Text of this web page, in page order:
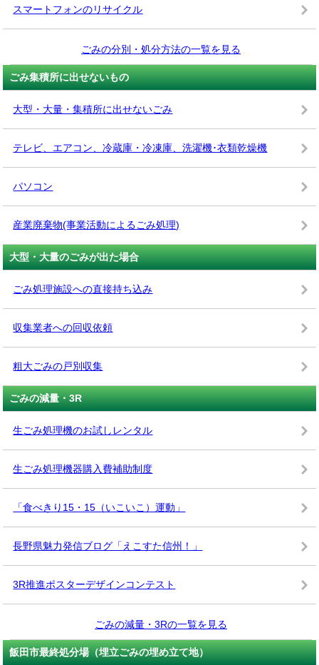
スマートフォンのリサイクル
ごみの分別・処分方法の一覧を見る
ごみ集積所に出せないもの
大型・大量・集積所に出せないごみ
テレビ、エアコン、冷蔵庫・冷凍庫、洗濯機･衣類乾燥機
パソコン
産業廃棄物(事業活動によるごみ処理)
大型・大量のごみが出た場合
ごみ処理施設への直接持ち込み
収集業者への回収依頼
粗大ごみの戸別収集
ごみの減量・3R
生ごみ処理機のお試しレンタル
生ごみ処理機器購入費補助制度
「食べきり15・15（いこいこ）運動」
長野県魅力発信ブログ「えこすた信州！」
3R推進ポスターデザインコンテスト
ごみの減量・3Rの一覧を見る
飯田市最終処分場（埋立ごみの埋め立て地）